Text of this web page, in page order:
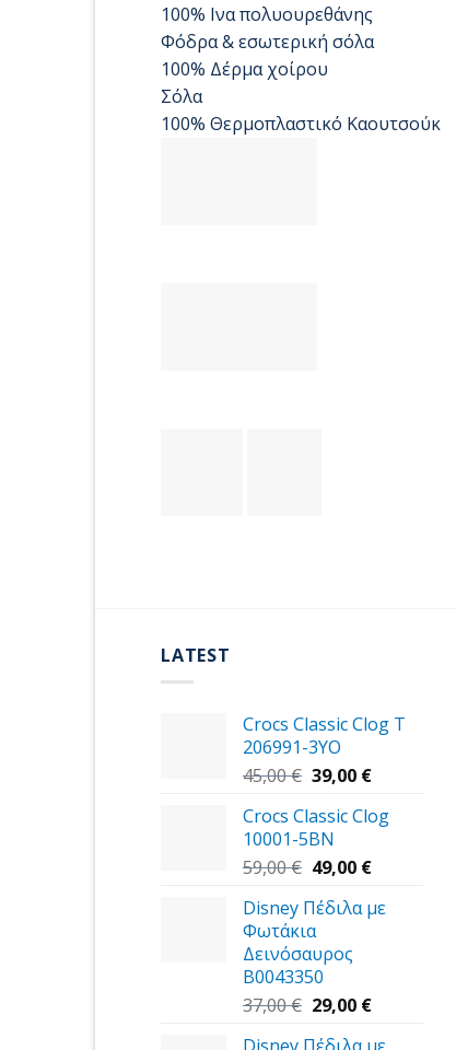
100% Ινα πολυουρεθάνης
Φόδρα & εσωτερική σόλα
100% Δέρμα χοίρου
Σόλα
100% Θερμοπλαστικό Καουτσούκ
LATEST
Crocs Classic Clog T
206991-3YΟ
45,00€ Original
was:
45,00 €.
39,00 €Η
τιμή
39,00 €.
Crocs Classic Clog
10001-5BN
59,00€ Original
was:
59,00 €.
49,00 €Η
τιμή
Disney Πέδιλα με
Φωτάκια
Δεινόσαυρος
B0043350
37,00€ Original
29,00 €Η
Disney Πέδιλα με